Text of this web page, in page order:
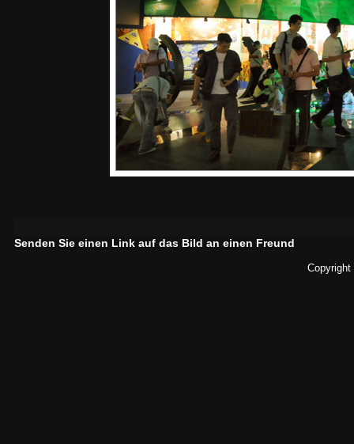
Senden Sie einen Link auf das Bild an einen Freund